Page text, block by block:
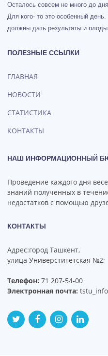
Осталось совсем не много до
Для кого- то это особенный
должны дать результаты и
ПОЛЕЗНЫЕ ССЫЛКИ
ГЛАВНАЯ
НОВОСТИ
СТАТИСТИКА
КОНТАКТЫ
НАШ ИНФОРМАЦИОННЫЙ
Проведение каждого дня
знаний полученных в
недостатков с помощью
КОНТАКТЫ
Адрес:город Ташкент,
улица Универститетская №2;
Телефон: 71 207-54-00
Электронная почта: